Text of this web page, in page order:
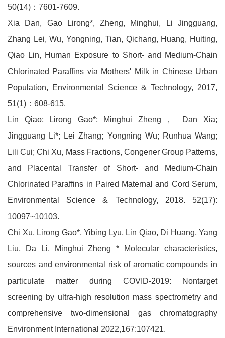
50(14)：7601-7609.
Xia Dan, Gao Lirong*, Zheng, Minghui, Li Jingguang,
Zhang Lei, Wu, Yongning, Tian, Qichang, Huang, Huiting,
Qiao Lin, Human Exposure to Short- and Medium-Chain
Chlorinated Paraffins via Mothers' Milk in Chinese Urban
Population, Environmental Science & Technology, 2017,
51(1)：608-615.
Lin Qiao; Lirong Gao*; Minghui Zheng， Dan Xia;
Jingguang Li*; Lei Zhang; Yongning Wu; Runhua Wang;
Lili Cui; Chi Xu, Mass Fractions, Congener Group Patterns,
and Placental Transfer of Short- and Medium-Chain
Chlorinated Paraffins in Paired Maternal and Cord Serum,
Environmental Science & Technology, 2018. 52(17):
10097~10103.
Chi Xu, Lirong Gao*, Yibing Lyu, Lin Qiao, Di Huang, Yang
Liu, Da Li, Minghui Zheng * Molecular characteristics,
sources and environmental risk of aromatic compounds in
particulate matter during COVID-2019: Nontarget
screening by ultra-high resolution mass spectrometry and
comprehensive two-dimensional gas chromatography
Environment International 2022,167:107421.